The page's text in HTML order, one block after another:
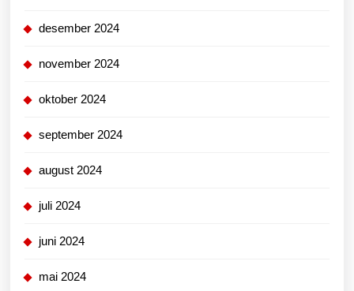
desember 2024
november 2024
oktober 2024
september 2024
august 2024
juli 2024
juni 2024
mai 2024